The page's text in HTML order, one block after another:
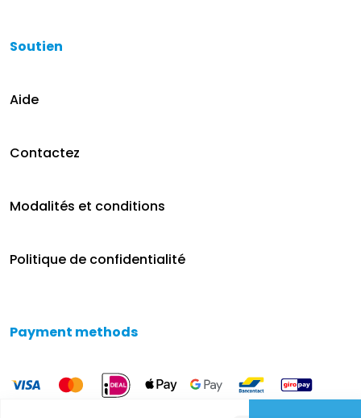
Soutien
Aide
Contactez
Modalités et conditions
Politique de confidentialité
Payment methods